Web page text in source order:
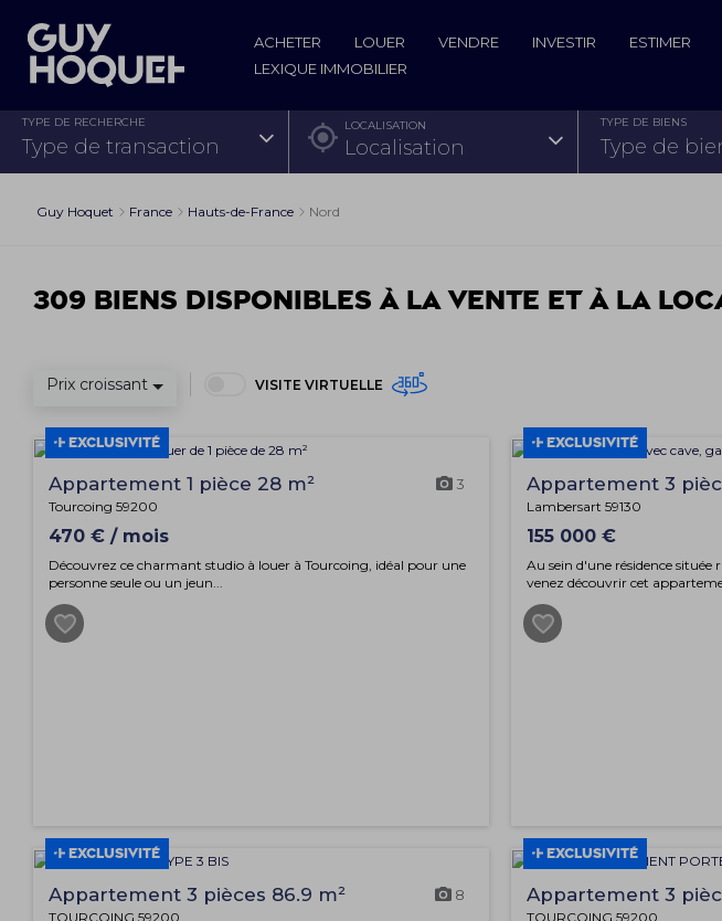
ACHETER LOUER VENDRE INVESTIR ESTIMER
LEXIQUE IMMOBILIER
TYPE DE RECHERCHE
type de transaction
LOCALISATION TYPE DE BIENS
type de
Guy Hoquet France Hauts-de-France Nord
309 biens disponibles à la vente et à la
Prix croissant VISITE VIRTUELLE
EXCLUSIVITÉ
Appartement 1 pièce 28 m² 3
Tourcoing 59200
470 € / mois
Découvrez ce charmant studio à louer à Tourcoing, idéal pour une
personne seule ou un jeun...
EXCLUSIVITÉ
Appartement 3
Lambersart 59130
155 000 €
Au sein d'une résidence située
venez découvrir cet
EXCLUSIVITÉ
Appartement 3 pièces 86.9 m² 8
TOURCOING 59200
EXCLUSIVITÉ
Appartement 3
TOURCOING 59200